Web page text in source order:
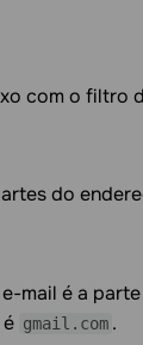
com o filtro
do
mail é a
gmail.com .